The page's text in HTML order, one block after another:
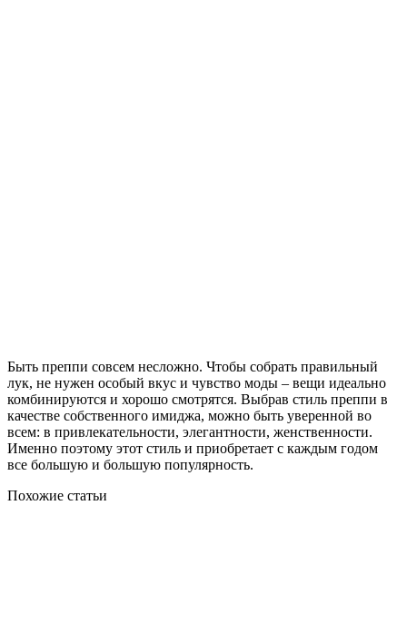
Быть преппи совсем несложно. Чтобы собрать правильный
лук, не нужен особый вкус и чувство моды – вещи идеально
комбинируются и хорошо смотрятся. Выбрав стиль преппи в
качестве собственного имиджа, можно быть уверенной во
всем: в привлекательности, элегантности, женственности.
Именно поэтому этот стиль и приобретает с каждым годом
все большую и большую популярность.
Похожие статьи